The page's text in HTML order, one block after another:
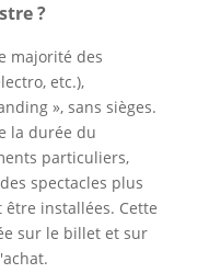
?
majorité des
etc.),
», sans sièges.
la durée du
particuliers,
spectacles plus
être installées. Cette
sur le billet et sur